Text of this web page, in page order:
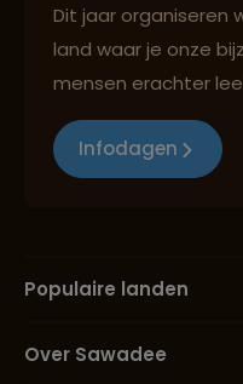
Lees meer
Lees
Dit jaar organiseren
land waar je onze
mensen erachter
Infodagen
Populaire landen
Over Sawadee